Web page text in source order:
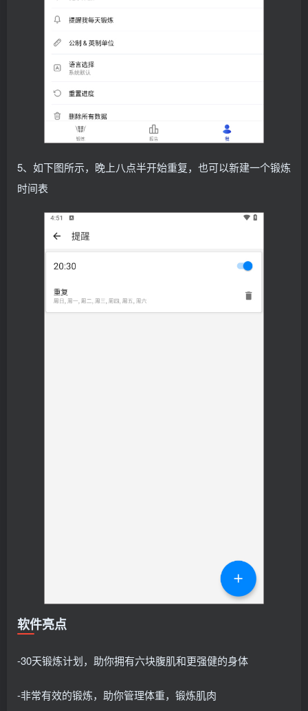
5、如下图所示，晚上八点半开始重复，也可以新建一个锻炼
时间表
软件亮点
-30天锻炼计划，助你拥有六块腹肌和更强健的身体
-非常有效的锻炼，助你管理体重，锻炼肌肉